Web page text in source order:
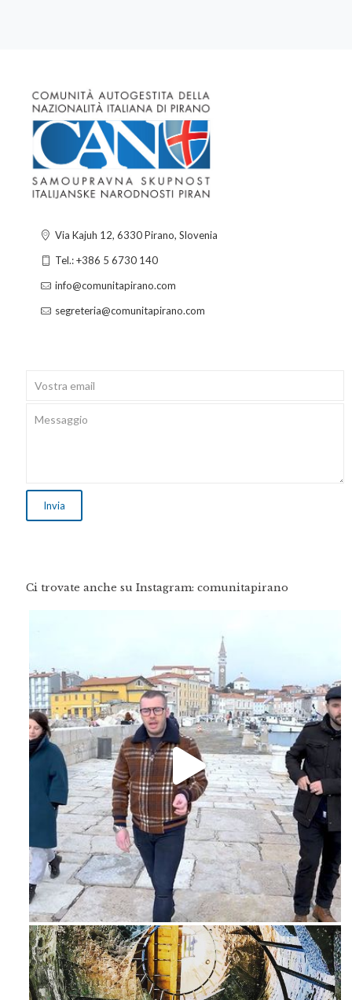
Via Kajuh 12, 6330 Pirano, Slovenia
Tel.: +386 5 6730 140
info@comunitapirano.com
segreteria@comunitapirano.com
Ci trovate anche su Instagram: comunitapirano
Feb 16